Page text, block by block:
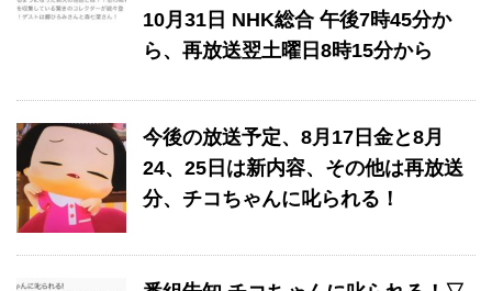
10月31日 NHK総合 午後7時45分か
ら、再放送翌土曜日8時15分から
今後の放送予定、8月17日金と8月
24、25日は新内容、その他は再放送
分、チコちゃんに叱られる！